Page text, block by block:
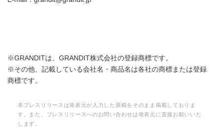
※GRANDITは、GRANDIT株式会社の登録商標です。
※その他、記載している会社名・商品名は各社の商標または登録
商標です。
本プレスリリースは発表元が入力した原稿をそのまま掲載しておりま
す。また、プレスリリースへのお問い合わせは発表元に直接お願いいた
します。